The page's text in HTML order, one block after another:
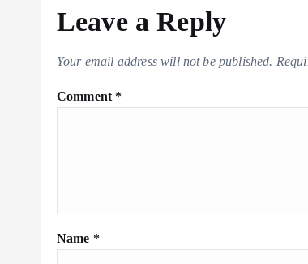
Leave a Reply
Your email address will not be published.
Comment *
Name *